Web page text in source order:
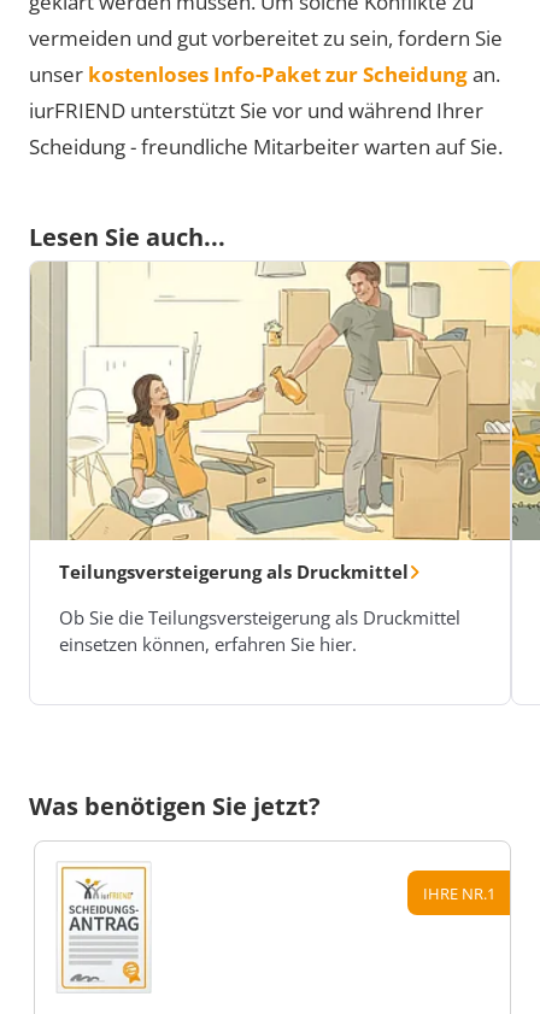
vermeiden und gut vorbereitet zu sein, fordern Sie
unser kostenloses Info-Paket zur Scheidungan.
iurFRIEND unterstützt Sie vor und während Ihrer
Scheidung - freundliche Mitarbeiter warten auf Sie.
Lesen Sie auch...
Teilungsversteigerung als Druckmittel
Ob Sie die Teilungsversteigerung als Druckmittel
einsetzen können, erfahren Sie hier.
Was benötigen Sie jetzt?
IHRE NR.1